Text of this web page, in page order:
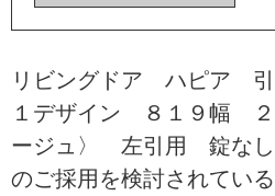
リビングドア ハピア
１デザイン ８１９幅
ージュ〉 左引用 錠な
のご採用を検討されてい